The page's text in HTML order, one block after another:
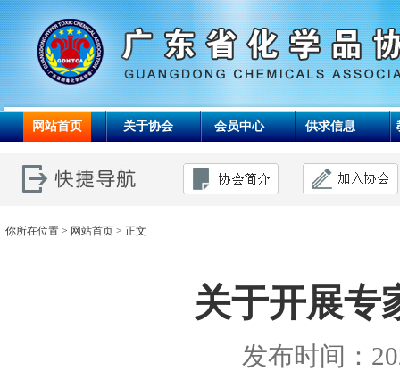
网站首页 关于协会 会员中心 供求信息
你所在位置 > 网站首页 > 正文
关于开展专
发布时间：